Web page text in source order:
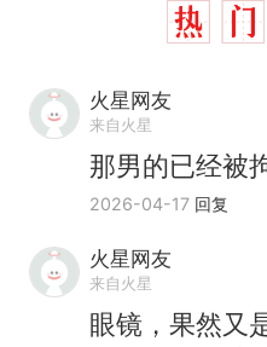
火星网友
来自火星
那男的已经被
2026-04-17 回复
火星网友
来自火星
眼镜，果然又